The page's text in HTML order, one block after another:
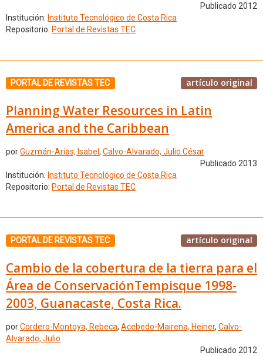
Publicado 2012
Institución: Instituto Tecnológico de Costa Rica
Repositorio: Portal de Revistas TEC
PORTAL DE REVISTAS TEC artículo original
Planning Water Resources in Latin
America and the Caribbean
porGuzmán-Arias, Isabel , Calvo-Alvarado, Julio César
Publicado 2013
Institución: Instituto Tecnológico de Costa Rica
Repositorio: Portal de Revistas TEC
PORTAL DE REVISTAS TEC artículo original
Cambio de la cobertura de la tierra para el
Área de ConservaciónTempisque 1998-
2003, Guanacaste, Costa Rica.
porCordero-Montoya, Rebeca, Acebedo-Mairena, Heiner, Calvo-
Alvarado, Julio
Publicado 2012